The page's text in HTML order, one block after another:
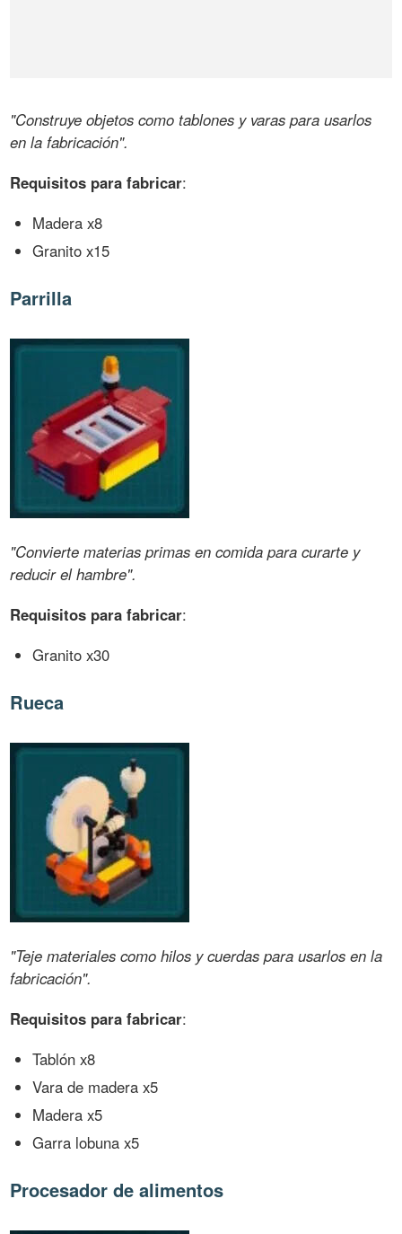
"Construye objetos como tablones y varas para usarlos
en la fabricación".
Requisitos para fabricar:
Madera x8
Granito x15
Parrilla
"Convierte materias primas en comida para curarte y
reducir el hambre".
Requisitos para fabricar:
Granito x30
Rueca
"Teje materiales como hilos y cuerdas para usarlos en la
fabricación".
Requisitos para fabricar:
Tablón x8
Vara de madera x5
Madera x5
Garra lobuna x5
Procesador de alimentos